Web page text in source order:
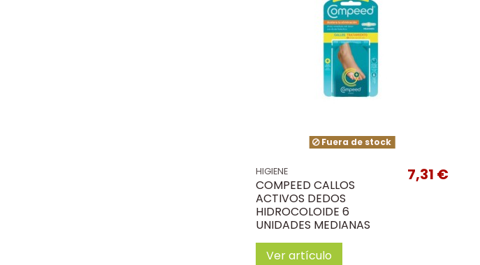
Fuera de stock
HIGIENE
COMPEED CALLOS
ACTIVOS DEDOS
HIDROCOLOIDE 6
UNIDADES MEDIANAS
7,31 €
Ver artículo